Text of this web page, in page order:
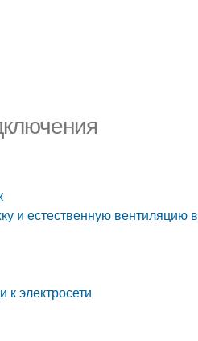
и естественную вентиляцию в
электросети